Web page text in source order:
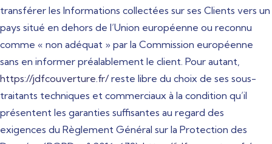
transférer les Informations collectées sur ses Clients vers un
pays situé en dehors de l’Union européenne ou reconnu
comme « non adéquat » par la Commission européenne
sans en informer préalablement le client. Pour autant,
https://jdfcouverture.fr/reste libre du choix de ses sous-
traitants techniques et commerciaux à la condition qu’il
présentent les garanties suffisantes au regard des
exigences du Règlement Général sur la Protection des